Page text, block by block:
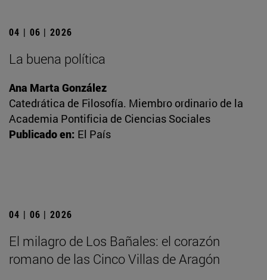
04 | 06 | 2026
La buena política
Ana Marta González
Catedrática de Filosofía. Miembro ordinario de la
Academia Pontificia de Ciencias Sociales
Publicado en: El País
04 | 06 | 2026
El milagro de Los Bañales: el corazón
romano de las Cinco Villas de Aragón